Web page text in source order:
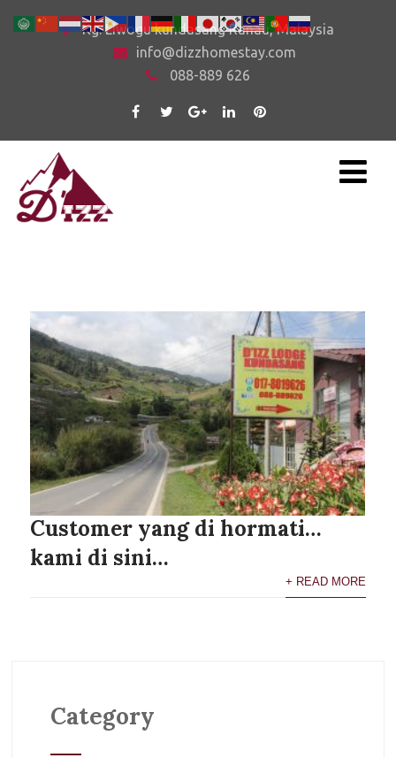
Kg. Liwogu kundasang Ranau, Malaysia
info@dizzhomestay.com
088-889 626
Customer yang di hormati…
kami di sini…
+ READ MORE
Category